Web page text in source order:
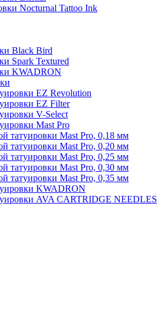
Nocturnal Tattoo Ink
Black Bird
Spark Textured
KWADRON
EZ Revolution
EZ Filter
V-Select
Mast Pro
татуировки Mast Pro, 0,18 мм
татуировки Mast Pro, 0,20 мм
татуировки Mast Pro, 0,25 мм
татуировки Mast Pro, 0,30 мм
татуировки Mast Pro, 0,35 мм
KWADRON
AVA CARTRIDGE NEEDLES